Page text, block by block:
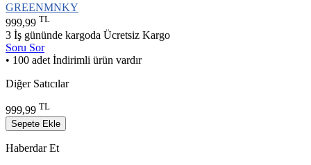
GREENMNKY
999,99 TL
3 İş gününde kargoda Ücretsiz Kargo
Soru Sor
• 100 adet İndirimli ürün vardır
Diğer Satıcılar
999,99 TL
Sepete Ekle
Haberdar Et